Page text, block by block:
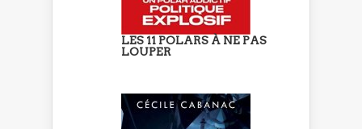
LES 11 POLARS À NE PAS
LOUPER